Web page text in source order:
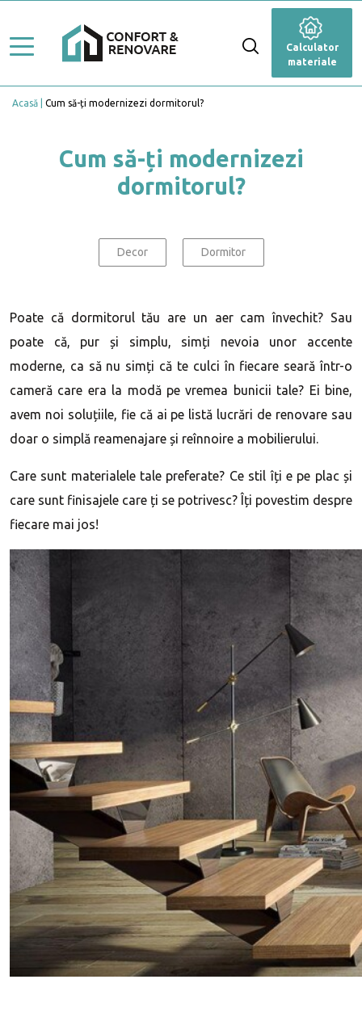
Renovare
Dormitor
Baie
Fațadă
Grădină și terasă
Ghid Lucrări
Top Proiecte
Caută Expert
Calculator
materiale
Acasă Cum să-ți modernizezi dormitorul?
Cum să-ți modernizezi
dormitorul?
Decor Dormitor
Poate că dormitorul tău are un aer cam învechit? Sau
poate că, pur și simplu, simți nevoia unor accente
moderne, ca să nu simți că te culci în fiecare seară într-o
cameră care era la modă pe vremea bunicii tale? Ei bine,
avem noi soluțiile, fie că ai pe listă lucrări de renovare sau
doar o simplă reamenajare și reînnoire a mobilierului.
Care sunt materialele tale preferate? Ce stil îți e pe plac și
care sunt finisajele care ți se potrivesc? Îți povestim despre
fiecare mai jos!